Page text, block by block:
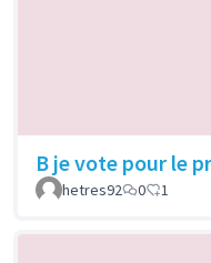
B je vote pour le
hetres92 0 1